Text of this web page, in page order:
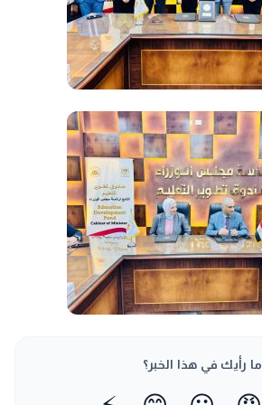
ما رأيك في هذا الخبر؟